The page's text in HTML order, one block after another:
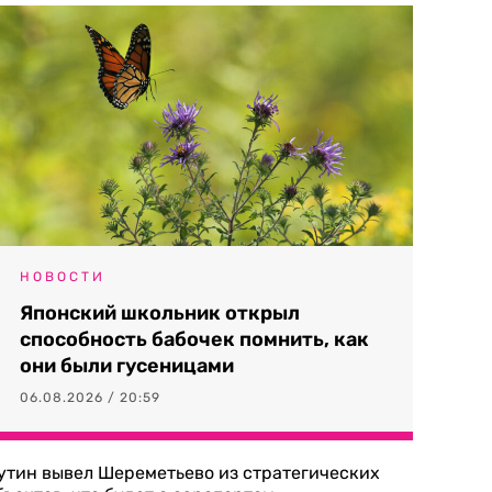
НОВОСТИ
Японский школьник открыл
способность бабочек помнить, как
они были гусеницами
06.08.2026 / 20:59
вывел Шереметьево из стратегических